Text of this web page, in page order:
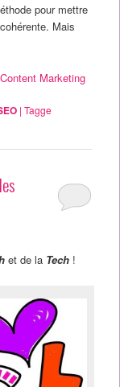
pour mettre
Mais
Marketing
| Tagge
et de la Tech !